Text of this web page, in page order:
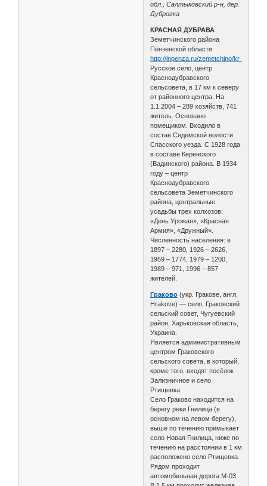
обл., Салтыковский р-н, дер.
Дубровка
КРАСНАЯ ДУБРАВА
Земетчинского района
Пензенской области
http://inpenza.ru/zemetchino/
Русское село, центр
Краснодубравского
сельсовета, в 17 км к северу
от районного центра. На
1.1.2004 – 289 хозяйств, 741
житель. Основано
помещиком. Входило в
состав Сядемской волости
Спасского уезда. С 1928 года
в составе Керенского
(Вадинского) района. В 1934
году – центр
Краснодубравского
сельсовета Земетчинского
района, центральные
усадьбы трех колхозов:
«День Урожая», «Красная
Армия», «Дружный».
Численность населения: в
1897 – 2280, 1926 – 2626,
1959 – 1774, 1979 – 1200,
1989 – 971, 1996 – 857
жителей.
Граково (укр. Гракове, англ.
Hrakove) — село, Граковский
сельский совет, Чугуевский
район, Харьковская область,
Украина.
Является административным
центром Граковского
сельского совета, в который,
кроме того, входят посёлок
Зализничное и село
Ртищевка.
Село Граково находится на
берегу реки Гнилица (в
основном на левом берегу),
выше по течению примыкает
село Новая Гнилица, ниже по
течению на расстоянии в 1 км
расположено село Ртищевка.
Рядом проходит
автомобильная дорога М-03.